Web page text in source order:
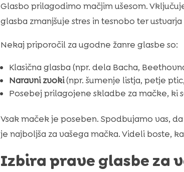
Glasbo prilagodimo mačjim ušesom.
glasba zmanjšuje stres in tesnobo ter
Nekaj priporočil za ugodne žanre glasbe so:
Klasična glasba (npr. dela Bacha,
Naravni zvoki(npr. šumenje listja, petje
Posebej prilagojene skladbe za mačke, ki
Vsak maček je poseben. Spodbujamo vas,
je najboljša za vašega mačka. Videli boste,
Izbira prave glasbe za